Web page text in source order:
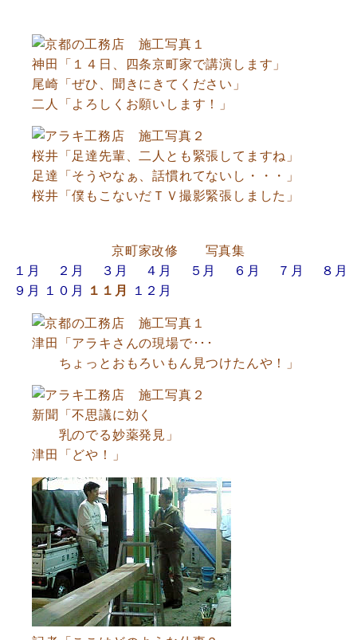
神田「１４日、四条京町家で講演します」
尾崎「ぜひ、聞きにきてください」
二人「よろしくお願いします！」
桜井「足達先輩、二人とも緊張してますね」
足達「そうやなぁ、話慣れてないし・・・」
桜井「僕もこないだＴＶ撮影緊張しました」
京町家改修 写真集
１月
２月 ３月 ４月 ５月 ６月 ７月
８月
９月
１０月 １１月 １２月
津田「アラキさんの現場で･･･
ちょっとおもろいもん見つけたんや！」
新聞「不思議に効く
乳のでる妙薬発見」
津田「どや！」